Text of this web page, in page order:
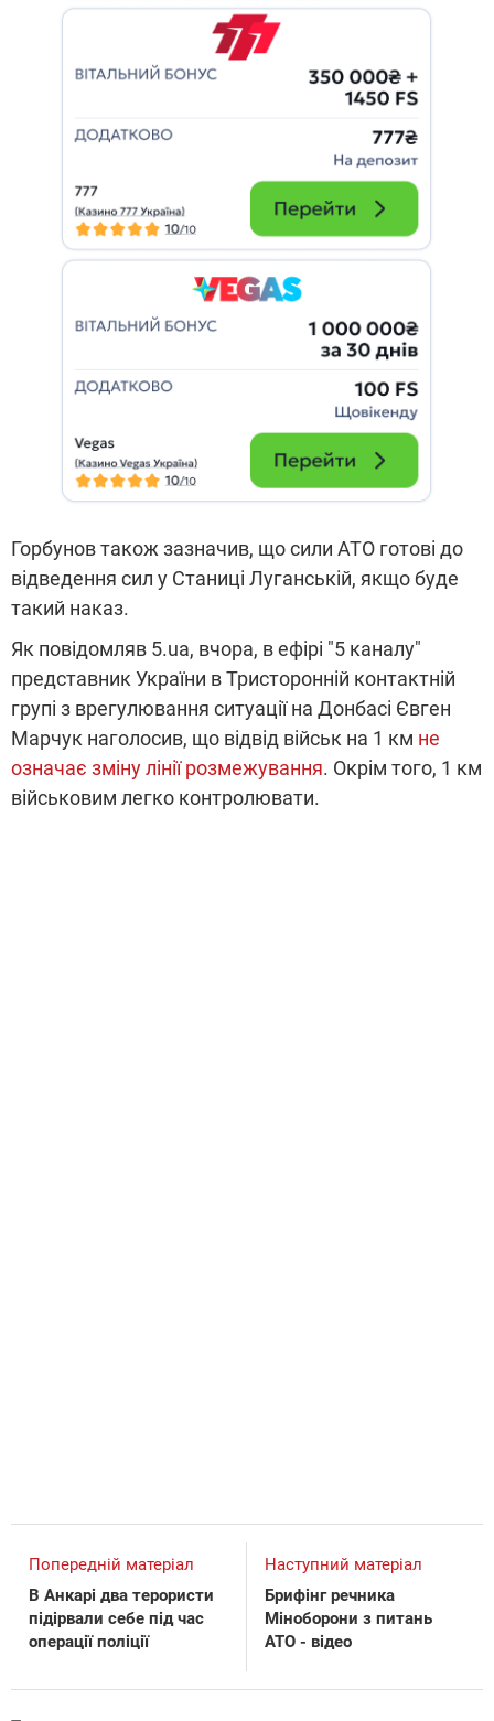
Горбунов також зазначив, що сили АТО готові до
відведення сил у Станиці Луганській, якщо буде
такий наказ.
Як повідомляв 5.ua, вчора, в ефірі "5 каналу"
представник України в Тристоронній контактній
групі з врегулювання ситуації на Донбасі Євген
Марчук наголосив, що відвід військ на 1 км не
означає зміну лінії розмежування. Окрім того, 1 км
військовим легко контролювати.
Попередній матеріал
В Анкарі два терористи
підірвали себе під час
операції поліції
Наступний матеріал
Брифінг речника
Міноборони з питань
АТО - відео